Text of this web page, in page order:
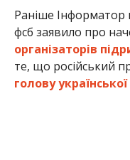
Раніше
фсб заявило про
організаторів
те, що російський
голову